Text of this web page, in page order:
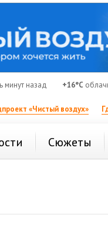
минут назад +16°C
«Чистый воздух»
Сюжеты